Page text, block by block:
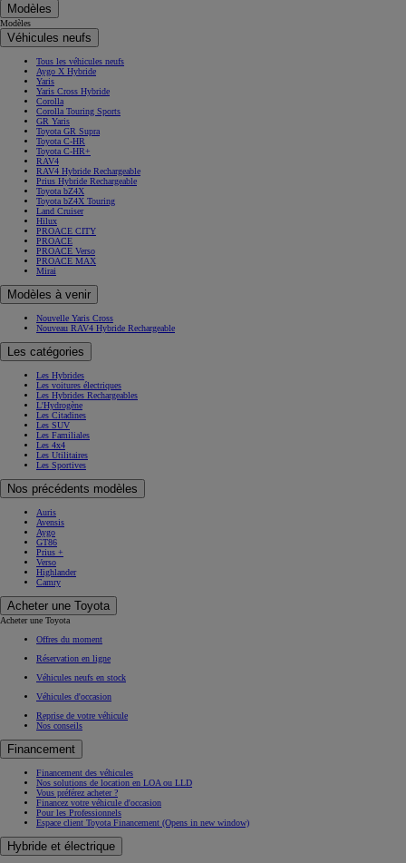
Modèles
Modèles
Véhicules neufs
Tous les véhicules neufs
Aygo X Hybride
Yaris
Yaris Cross Hybride
Corolla
Corolla Touring Sports
GR Yaris
Toyota GR Supra
Toyota C-HR
Toyota C-HR+
RAV4
RAV4 Hybride Rechargeable
Prius Hybride Rechargeable
Toyota bZ4X
Toyota bZ4X Touring
Land Cruiser
Hilux
PROACE CITY
PROACE
PROACE Verso
PROACE MAX
Mirai
Modèles à venir
Nouvelle Yaris Cross
Nouveau RAV4 Hybride Rechargeable
Les catégories
Les Hybrides
Les voitures électriques
Les Hybrides Rechargeables
L'Hydrogène
Les Citadines
Les SUV
Les Familiales
Les 4x4
Les Utilitaires
Les Sportives
Nos précédents modèles
Auris
Avensis
Aygo
GT86
Prius +
Verso
Highlander
Camry
Acheter une Toyota
Acheter une Toyota
Offres du moment
Réservation en ligne
Véhicules neufs en stock
Véhicules d'occasion
Reprise de votre véhicule
Nos conseils
Financement
Financement des véhicules
Nos solutions de location en LOA ou LLD
Vous préférez acheter ?
Financez votre véhicule d'occasion
Pour les Professionnels
Espace client Toyota Financement (Opens in new window)
Hybride et électrique